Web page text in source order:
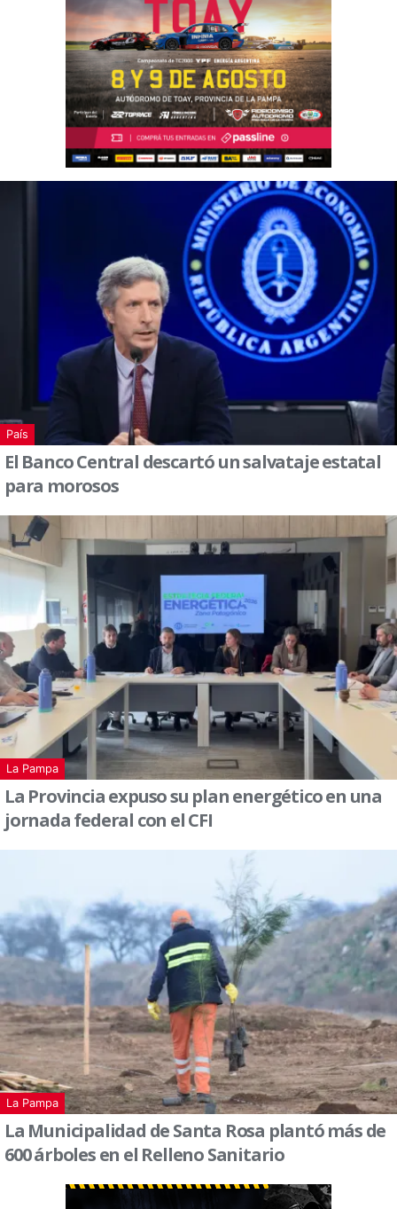
País
El Banco Central descartó un salvataje estatal
para morosos
La Pampa
La Provincia expuso su plan energético en una
jornada federal con el CFI
La Pampa
La Municipalidad de Santa Rosa plantó más de
600 árboles en el Relleno Sanitario